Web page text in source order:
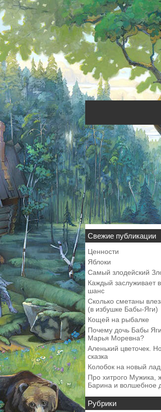
Свежие публикации
Ценности
Яблоки
Самый злодейский
Каждый заслуживает
шанс
Сколько сметаны
(в избушке Бабы-Яги)
Кощей на рыбалке
Почему дочь Бабы
Марья Моревна?
Аленький цветочек.
сказка
Колобок на новый лад
Про хитрого Мужика,
Барина и волшебное
Рубрики